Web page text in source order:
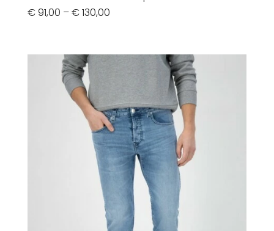
€91,00 –€130,00